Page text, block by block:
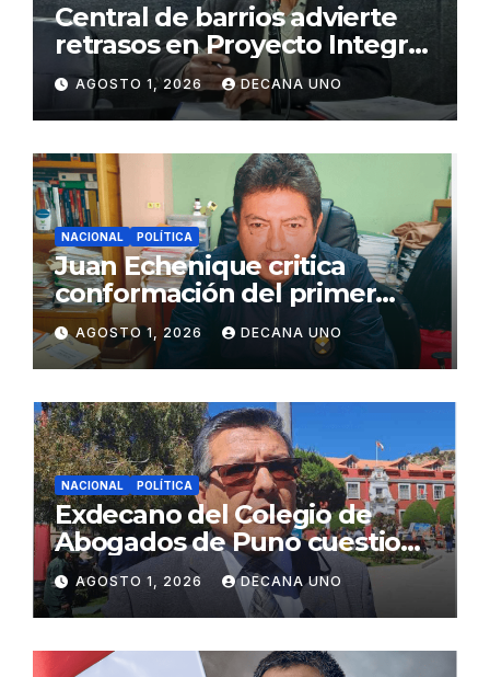
Central de barrios advierte
retrasos en Proyecto Integral
de Agua y Alcantarillado para
Juliaca
AGOSTO 1, 2026 DECANA UNO
NACIONAL POLÍTICA
Juan Echenique critica
conformación del primer
gabinete ministerial de Keiko
Fujimori
AGOSTO 1, 2026 DECANA UNO
NACIONAL POLÍTICA
Exdecano del Colegio de
Abogados de Puno cuestiona
propuestas sobre seguridad
ciudadana
AGOSTO 1, 2026 DECANA UNO